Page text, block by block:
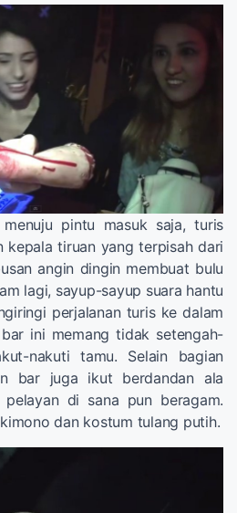
pintu masuk saja, turis
kepala tiruan yang terpisah dari
angin dingin membuat bulu
lagi, sayup-sayup suara hantu
perjalanan turis ke dalam
ini memang tidak setengah-
nakuti tamu. Selain bagian
bar juga ikut berdandan ala
pelayan di sana pun beragam.
dan kostum tulang putih.